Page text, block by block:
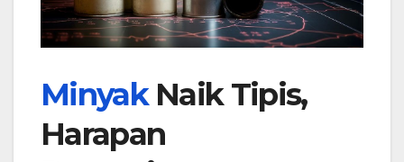
MinyakNaik Tipis,
Harapan